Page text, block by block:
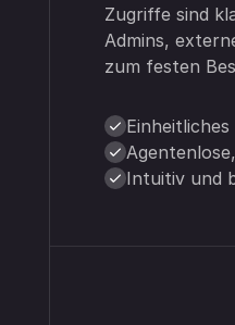
Zugriffe sind
Admins,
zum festen
Intuitiv und